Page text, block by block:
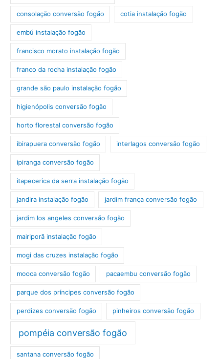
consolação conversão fogão cotia instalação fogão
embú instalação fogão
francisco morato instalação fogão
franco da rocha instalação fogão
grande são paulo instalação fogão
higienópolis conversão fogão
horto florestal conversão fogão
ibirapuera conversão fogão interlagos conversão fogão
ipiranga conversão fogão
itapecerica da serra instalação fogão
jandira instalação fogão jardim frança conversão fogão
jardim los angeles conversão fogão
mairiporã instalação fogão
mogi das cruzes instalação fogão
mooca conversão fogão pacaembu conversão fogão
parque dos príncipes conversão fogão
perdizes conversão fogão pinheiros conversão fogão
pompéia conversão fogão
santana conversão fogão